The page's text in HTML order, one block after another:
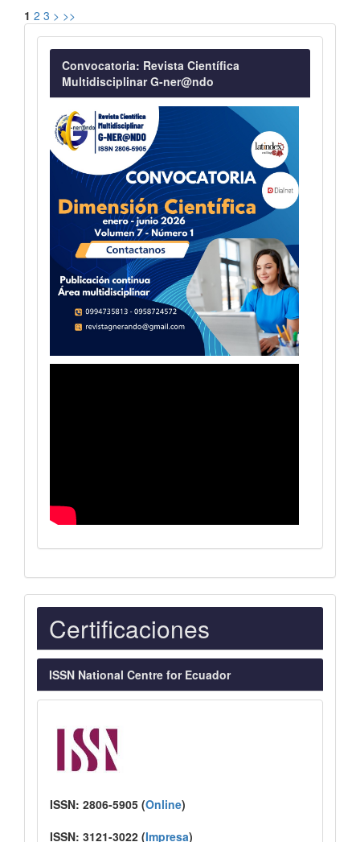
1 2 3 > >>
Convocatoria
Convocatoria: Revista Científica
Multidisciplinar G-ner@ndo
Indexaciones
Certificaciones
ISSN National Centre for Ecuador
ISSN: 2806-5905 (Online)
ISSN: 3121-3022 (Impresa)